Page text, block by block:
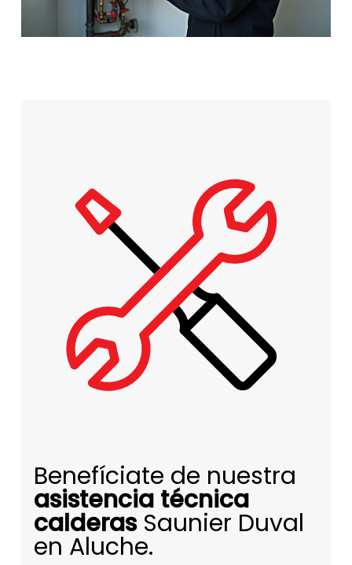
Benefíciate de nuestra
asistencia técnica
calderasSaunier Duval
en Aluche.